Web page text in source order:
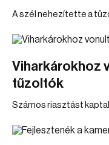
A szél nehezítette a
Viharkárokhoz
tűzoltók
Számos riasztást